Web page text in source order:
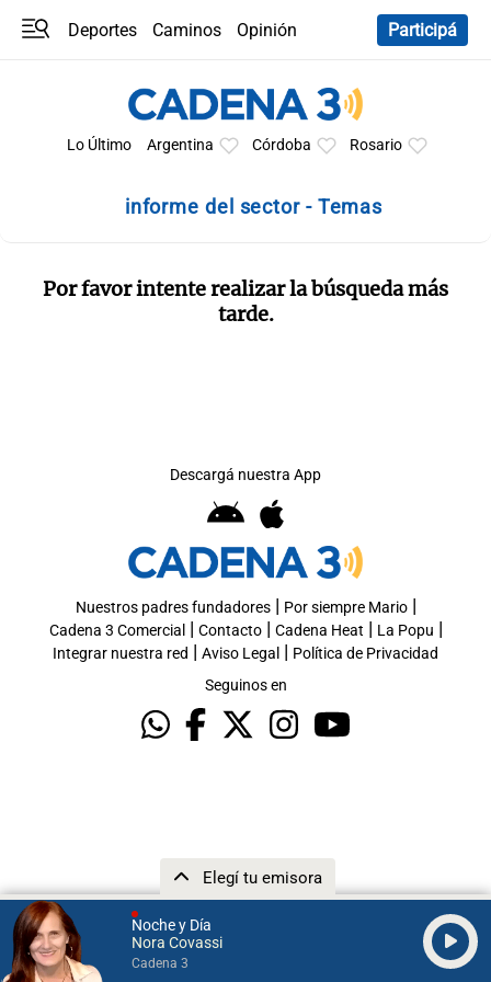
Noche y Día
Nora Covassi
Cadena 3
Elegí tu emisora
Deportes Caminos
Opinión
Participá
Lo Último Argentina Córdoba Rosario
informe del sector - Temas
Por favor intente realizar la búsqueda más
tarde.
Descargá nuestra App
Nuestros padres fundadores| Por siempre Mario|
Cadena 3 Comercial | Contacto| Cadena Heat | La Popu |
Integrar nuestra red | Aviso Legal | Política de Privacidad
Seguinos en